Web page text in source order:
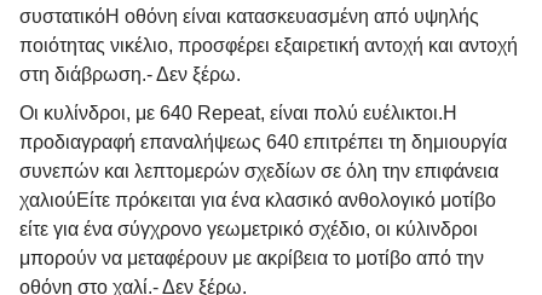
συστατικόΗ οθόνη είναι κατασκευασμένη από υψηλής
ποιότητας νικέλιο, προσφέρει εξαιρετική αντοχή και αντοχή
στη διάβρωση.- Δεν ξέρω.
Οι κυλίνδροι, με 640 Repeat, είναι πολύ ευέλικτοι.Η
προδιαγραφή επαναλήψεως 640 επιτρέπει τη δημιουργία
συνεπών και λεπτομερών σχεδίων σε όλη την επιφάνεια
χαλιούΕίτε πρόκειται για ένα κλασικό ανθολογικό μοτίβο
είτε για ένα σύγχρονο γεωμετρικό σχέδιο, οι κύλινδροι
μπορούν να μεταφέρουν με ακρίβεια το μοτίβο από την
οθόνη στο χαλί.- Δεν ξέρω.